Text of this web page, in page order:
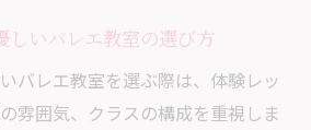
しいバレエ教室の選び方
バレエ教室を選ぶ際は、体験レッ
雰囲気、クラスの構成を重視しま